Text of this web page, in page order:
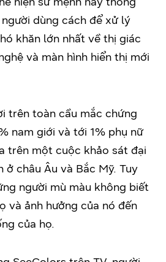
dùng cách để xử lý
khăn lớn nhất về thị giác
và màn hình hiển thị mới
trên toàn cầu mắc chứng
nam giới và tới 1% phụ nữ
trên một cuộc khảo sát đại
ở châu Âu và Bắc Mỹ. Tuy
người mù màu không biết
và ảnh hưởng của nó đến
của họ.